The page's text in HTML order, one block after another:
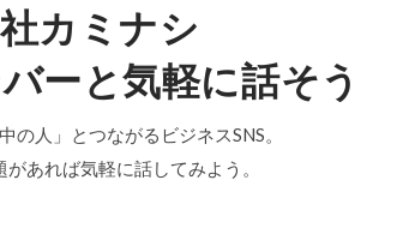
カミナシ
ーと気軽に話そう
の人」とつながるビジネスSNS。
あれば気軽に話してみよう。